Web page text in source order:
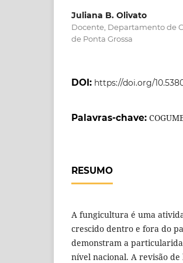
Juliana B. Olivato
Docente, Departamento de
de Ponta Grossa
DOI: https://doi.org/
Palavras-chave:
RESUMO
A fungicultura é uma
crescido dentro e fora do
demonstram a
nível nacional. A revisão